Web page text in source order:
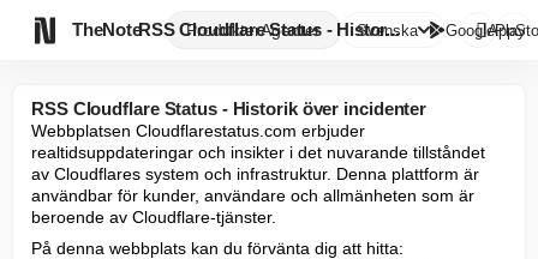
TheNote ProdukterAgenter
RSS Cloudflare Status - Histor...
Svenska GooglePlay

RSS Cloudflare Status - Historik över incidenter
Webbplatsen Cloudflarestatus.com erbjuder
realtidsuppdateringar och insikter i det nuvarande tillståndet
av Cloudflares system och infrastruktur. Denna plattform är
användbar för kunder, användare och allmänheten som är
beroende av Cloudflare-tjänster.
På denna webbplats kan du förvänta dig att hitta: